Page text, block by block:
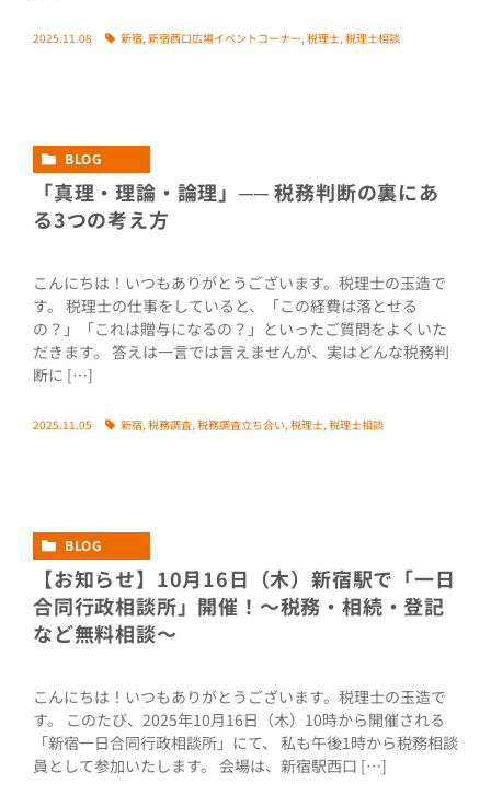
2025.11.08 新宿,新宿西口広場イベントコーナー,税理士,税理士相談
BLOG
「真理・理論・論理」── 税務判断の裏にあ
る3つの考え方
こんにちは！いつもありがとうございます。税理士の玉造で
す。 税理士の仕事をしていると、「この経費は落とせる
の？」「これは贈与になるの？」といったご質問をよくいた
だきます。 答えは一言では言えませんが、実はどんな税務判
断に […]
2025.11.05 新宿,税務調査,税務調査立ち合い,税理士,税理士相談
BLOG
【お知らせ】10月16日（木）新宿駅で「一日
合同行政相談所」開催！〜税務・相続・登記
など無料相談〜
こんにちは！いつもありがとうございます。税理士の玉造で
す。 このたび、2025年10月16日（木）10時から開催される
「新宿一日合同行政相談所」にて、 私も午後1時から税務相談
員として参加いたします。 会場は、新宿駅西口 […]